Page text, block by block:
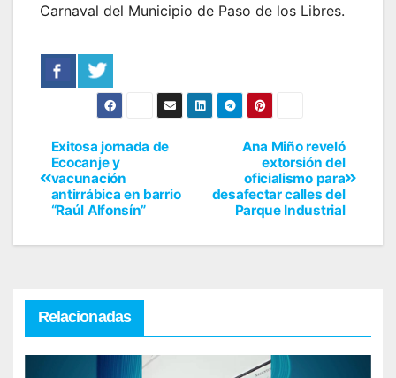
Carnaval del Municipio de Paso de los Libres.
Ana Miño reveló
extorsión del
oficialismo para
desafectar calles del
Parque Industrial
Exitosa jornada de
Ecocanje y
vacunación
antirrábica en barrio
“Raúl Alfonsín”
Relacionadas